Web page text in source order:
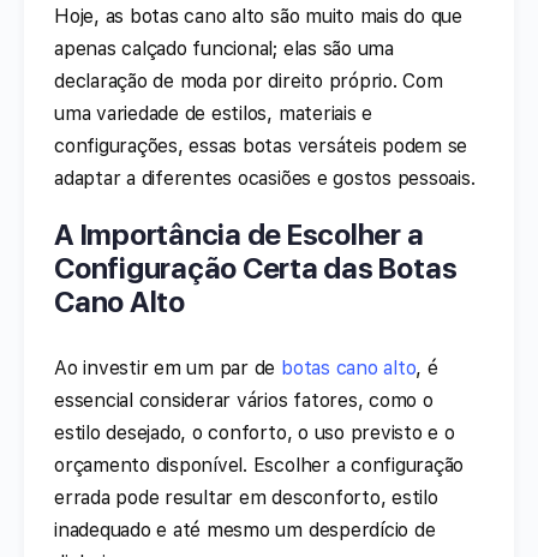
Hoje, as botas cano alto são muito mais do que
apenas calçado funcional; elas são uma
declaração de moda por direito próprio. Com
uma variedade de estilos, materiais e
configurações, essas botas versáteis podem se
adaptar a diferentes ocasiões e gostos pessoais.
A Importância de Escolher a
Configuração Certa das Botas
Cano Alto
Ao investir em um par de botas cano alto, é
essencial considerar vários fatores, como o
estilo desejado, o conforto, o uso previsto e o
orçamento disponível. Escolher a configuração
errada pode resultar em desconforto, estilo
inadequado e até mesmo um desperdício de